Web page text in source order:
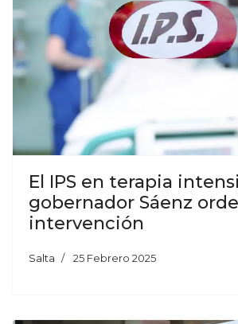
El IPS en terapia
gobernador Sáenz
intervención
Salta 25 Febrero 2025